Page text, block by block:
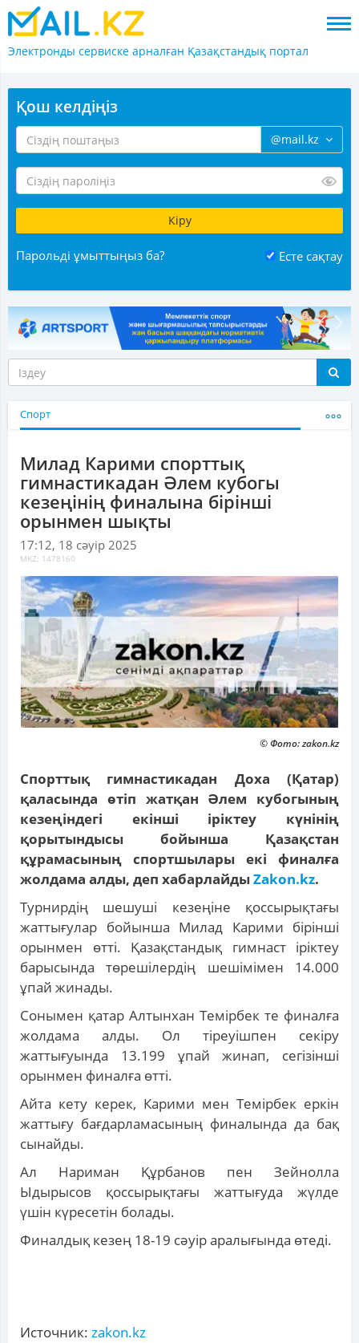
Электронды сервиске арналған Қазақстандық портал
Қош келдіңіз
@mail.kz
Парольді ұмыттыңыз ба? Есте сақтау
Спорт
Милад Карими спорттық
гимнастикадан Әлем кубогы
кезеңінің финалына бірінші
орынмен шықты
17:12, 18 сәуір 2025
MKZ: 1478160
© Фото: zakon.kz
Спорттық гимнастикадан Доха (Қатар)
қаласында өтіп жатқан Әлем кубогының
кезеңіндегі екінші іріктеу күнінің
қорытындысы бойынша Қазақстан
құрамасының спортшылары екі финалға
жолдама алды, деп хабарлайдыZakon.kz.
Турнирдің шешуші кезеңіне қоссырықтағы
жаттығулар бойынша Милад Карими бірінші
орынмен өтті. Қазақстандық гимнаст іріктеу
барысында төрешілердің шешімімен 14.000
ұпай жинады.
Сонымен қатар Алтынхан Темірбек те финалға
жолдама алды. Ол тіреуішпен секіру
жаттығуында 13.199 ұпай жинап, сегізінші
орынмен финалға өтті.
Айта кету керек, Карими мен Темірбек еркін
жаттығу бағдарламасының финалында да бақ
сынайды.
Ал Нариман Құрбанов пен Зейнолла
Ыдырысов қоссырықтағы жаттығуда жүлде
үшін күресетін болады.
Финалдық кезең 18-19 сәуір аралығында өтеді.
Источник: zakon.kz